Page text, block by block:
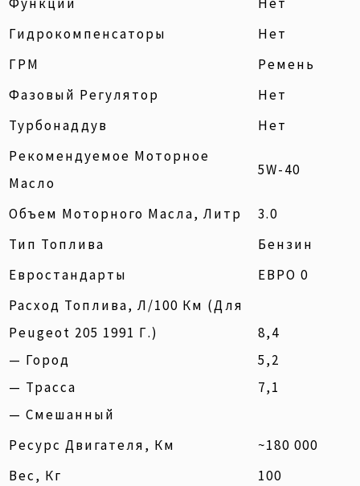
Гидрокомпенсаторы
Нет
ГРМ
Ремень
Фазовый Регулятор
Нет
Турбонаддув
Нет
Рекомендуемое Моторное
Масло
5W-40
Объем Моторного Масла, Литр
3.0
Тип Топлива
Бензин
Евростандарты
ЕВРО 0
Расход Топлива, Л/100 Км (для
Peugeot 205 1991 Г.)
— Город
— Трасса
— Смешанный
8,4
5,2
7,1
Ресурс Двигателя, Км
~180 000
Вес, Кг
100